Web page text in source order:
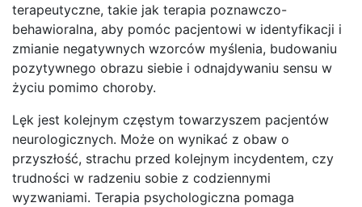
terapeutyczne, takie jak terapia poznawczo-
behawioralna, aby pomóc pacjentowi w identyfikacji i
zmianie negatywnych wzorców myślenia, budowaniu
pozytywnego obrazu siebie i odnajdywaniu sensu w
życiu pomimo choroby.
Lęk jest kolejnym częstym towarzyszem pacjentów
neurologicznych. Może on wynikać z obaw o
przyszłość, strachu przed kolejnym incydentem, czy
trudności w radzeniu sobie z codziennymi
wyzwaniami. Terapia psychologiczna pomaga